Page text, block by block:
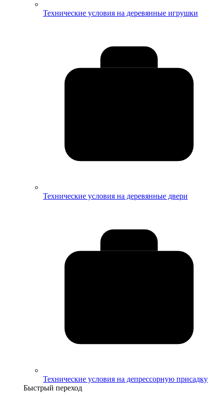
Технические условия на деревянные игрушки
Технические условия на деревянные двери
Технические условия на депрессорную присадку
Быстрый переход